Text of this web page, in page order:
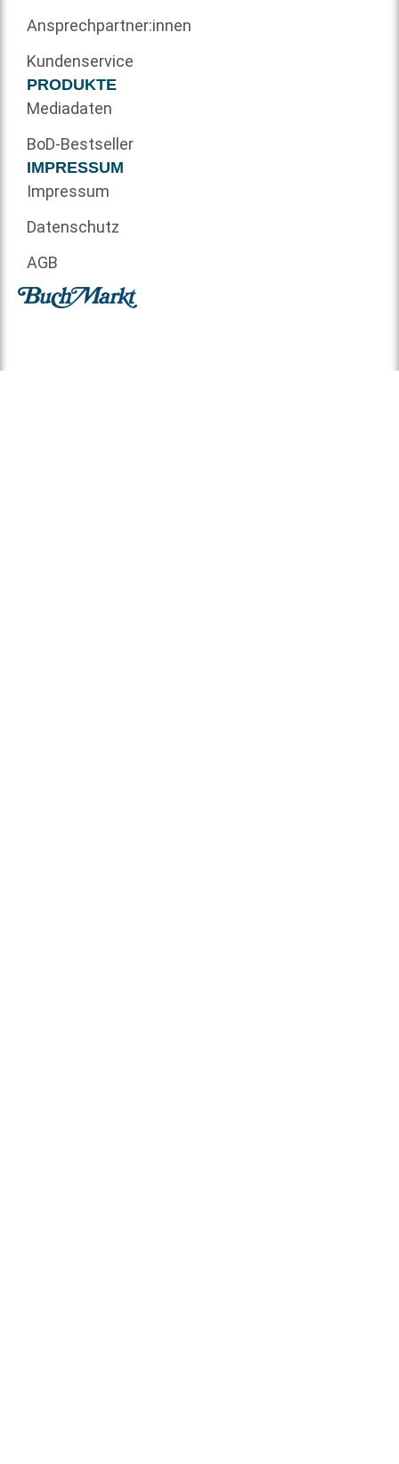
Ansprechpartner:innen
Kundenservice
PRODUKTE
Mediadaten
BoD-Bestseller
IMPRESSUM
Impressum
Datenschutz
AGB